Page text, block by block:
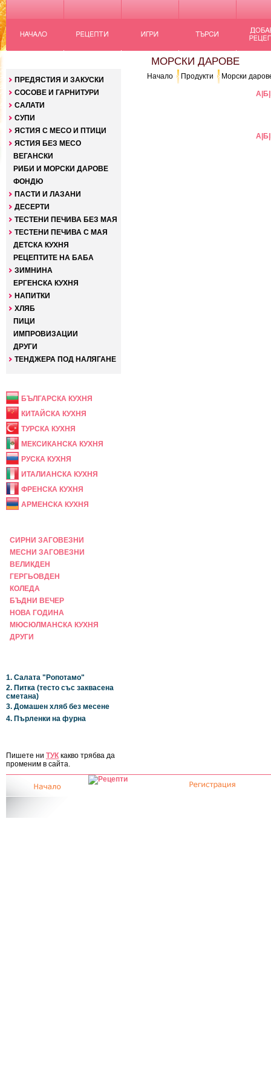
ПРЕДЯСТИЯ И ЗАКУСКИ
СОСОВЕ И ГАРНИТУРИ
САЛАТИ
СУПИ
ЯСТИЯ С МЕСО И ПТИЦИ
ЯСТИЯ БЕЗ МЕСО
ВЕГАНСКИ
РИБИ И МОРСКИ ДАРОВЕ
ФОНДЮ
ПАСТИ И ЛАЗАНИ
ДЕСЕРТИ
ТЕСТЕНИ ПЕЧИВА БЕЗ МАЯ
ТЕСТЕНИ ПЕЧИВА С МАЯ
ДЕТСКА КУХНЯ
РЕЦЕПТИТЕ НА БАБА
ЗИМНИНА
ЕРГЕНСКА КУХНЯ
НАПИТКИ
ХЛЯБ
ПИЦИ
ИМПРОВИЗАЦИИ
ДРУГИ
ТЕНДЖЕРА ПОД НАЛЯГАНЕ
БЪЛГАРСКА КУХНЯ
КИТАЙСКА КУХНЯ
ТУРСКА КУХНЯ
МЕКСИКАНСКА КУХНЯ
РУСКА КУХНЯ
ИТАЛИАНСКА КУХНЯ
ФРЕНСКА КУХНЯ
АРМЕНСКА КУХНЯ
СИРНИ ЗАГОВЕЗНИ
МЕСНИ ЗАГОВЕЗНИ
ВЕЛИКДЕН
ГЕРГЬОВДЕН
КОЛЕДА
БЪДНИ ВЕЧЕР
НОВА ГОДИНА
МЮСЮЛМАНСКА КУХНЯ
ДРУГИ
1. Салата "Ропотамо"
2. Питка (тесто със заквасена
сметана)
3. Домашен хляб без месене
4. Пърленки на фурна
Пишете ни ТУК какво трябва да
променим в сайта.
МОРСКИ ДАРОВЕ
Начало Продукти Морски
А Б
А Б